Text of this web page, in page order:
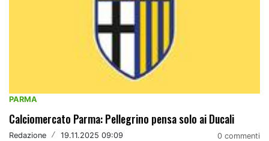
PARMA
Calciomercato Parma: Pellegrino pensa solo ai Ducali
Redazione / 19.11.2025 09:09 0 commenti